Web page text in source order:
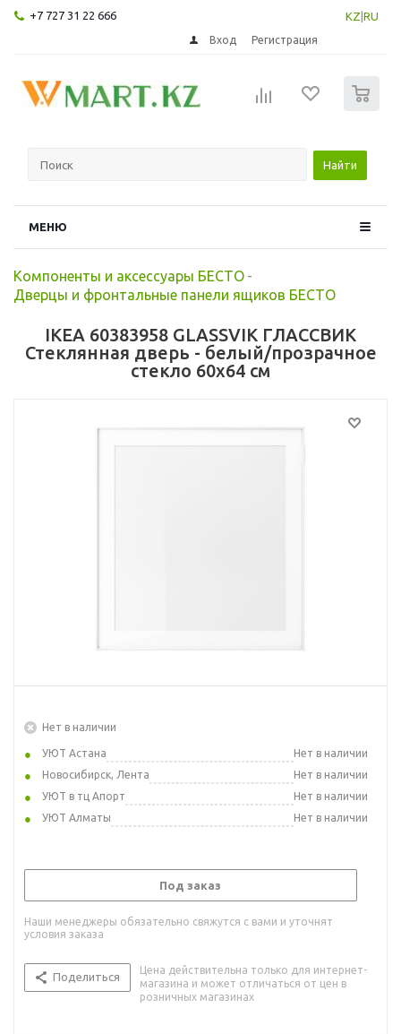
+7 727 31 22 666 KZ RU
Вход Регистрация
Найти
МЕНЮ
Компоненты и аксессуары БЕСТО -
Дверцы и фронтальные панели ящиков БЕСТО
IKEA 60383958 GLASSVIK ГЛАССВИК
Стеклянная дверь - белый/прозрачное
стекло 60x64 см
Нет в наличии
УЮТ Астана
Нет в наличии
Новосибирск, Лента
Нет в наличии
УЮТ в тц Апорт
Нет в наличии
УЮТ Алматы
Нет в наличии
Под заказ
Наши менеджеры обязательно свяжутся с вами и уточнят
условия заказа
Поделиться
Цена действительна только для интернет-
магазина и может отличаться от цен в
розничных магазинах